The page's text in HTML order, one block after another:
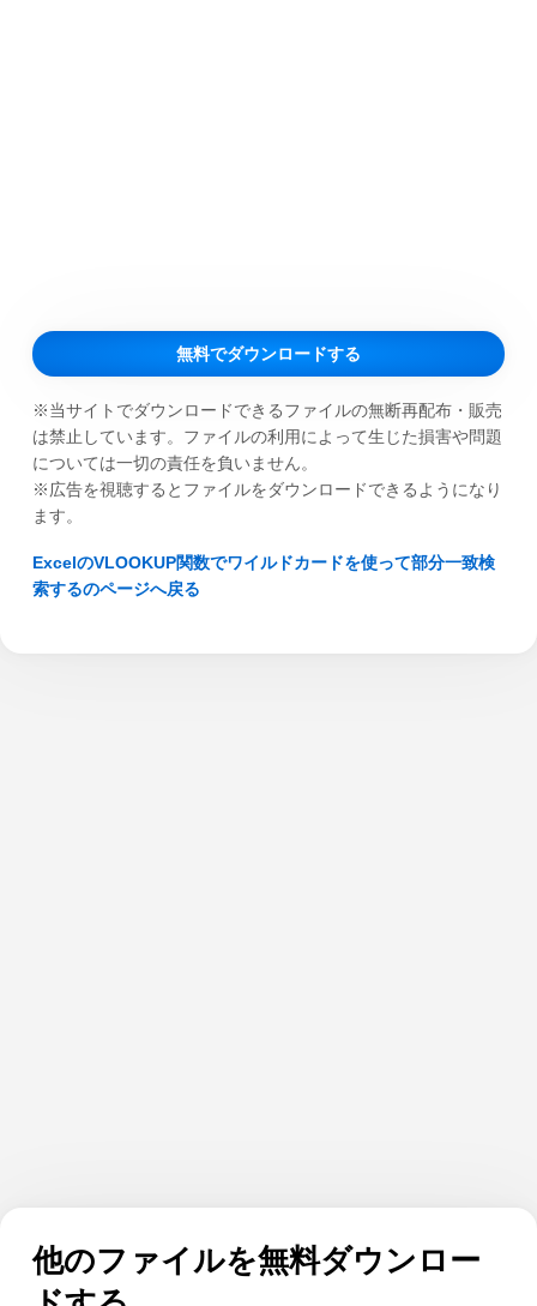
無料でダウンロードする
※当サイトでダウンロードできるファイルの無断再配布・販売
は禁止しています。ファイルの利用によって生じた損害や問題
については一切の責任を負いません。
※広告を視聴するとファイルをダウンロードできるようになり
ます。
ExcelのVLOOKUP関数でワイルドカードを使って部分一致検
索するのページへ戻る
他のファイルを無料ダウンロー